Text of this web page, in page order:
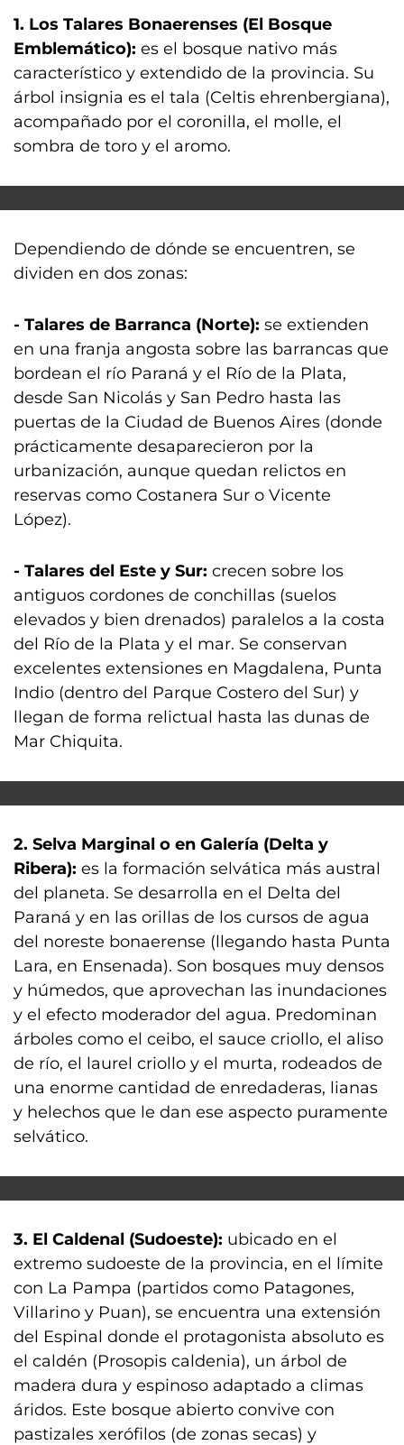
1. Los Talares Bonaerenses (El Bosque
Emblemático): es el bosque nativo más
característico y extendido de la provincia. Su
árbol insignia es el tala (Celtis ehrenbergiana),
acompañado por el coronilla, el molle, el
sombra de toro y el aromo.
Dependiendo de dónde se encuentren, se
dividen en dos zonas:
- Talares de Barranca (Norte): se extienden
en una franja angosta sobre las barrancas que
bordean el río Paraná y el Río de la Plata,
desde San Nicolás y San Pedro hasta las
puertas de la Ciudad de Buenos Aires (donde
prácticamente desaparecieron por la
urbanización, aunque quedan relictos en
reservas como Costanera Sur o Vicente
López).
- Talares del Este y Sur: crecen sobre los
antiguos cordones de conchillas (suelos
elevados y bien drenados) paralelos a la costa
del Río de la Plata y el mar. Se conservan
excelentes extensiones en Magdalena, Punta
Indio (dentro del Parque Costero del Sur) y
llegan de forma relictual hasta las dunas de
Mar Chiquita.
2. Selva Marginal o en Galería (Delta y
Ribera): es la formación selvática más austral
del planeta. Se desarrolla en el Delta del
Paraná y en las orillas de los cursos de agua
del noreste bonaerense (llegando hasta Punta
Lara, en Ensenada). Son bosques muy densos
y húmedos, que aprovechan las inundaciones
y el efecto moderador del agua. Predominan
árboles como el ceibo, el sauce criollo, el aliso
de río, el laurel criollo y el murta, rodeados de
una enorme cantidad de enredaderas, lianas
y helechos que le dan ese aspecto puramente
selvático.
3. El Caldenal (Sudoeste): ubicado en el
extremo sudoeste de la provincia, en el límite
con La Pampa (partidos como Patagones,
Villarino y Puan), se encuentra una extensión
del Espinal donde el protagonista absoluto es
el caldén (Prosopis caldenia), un árbol de
madera dura y espinoso adaptado a climas
áridos. Este bosque abierto convive con
pastizales xerófilos (de zonas secas) y